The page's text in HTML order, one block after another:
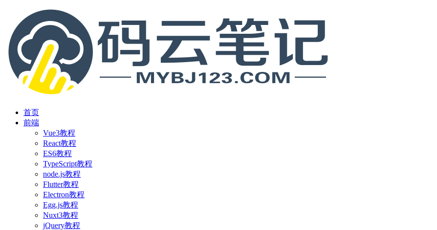
首页
前端
Vue3教程
React教程
ES6教程
TypeScript教程
node.js教程
Flutter教程
Electron教程
Egg.js教程
Nuxt3教程
jQuery教程